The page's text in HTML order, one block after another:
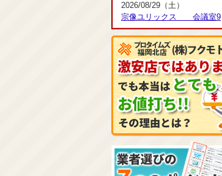
2026/08/29（土）
宗像ユリックス 会議室9